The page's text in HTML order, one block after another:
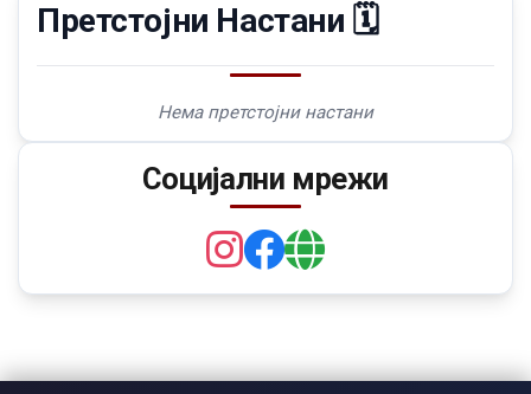
Претстојни Настани 🗓️
Нема претстојни настани
Социјални мрежи